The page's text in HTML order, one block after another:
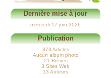
Dernière mise à jour
mercredi 17 juin 2026
Publication
373 Articles
Aucun album photo
21 Brèves
3 Sites Web
13 Auteurs